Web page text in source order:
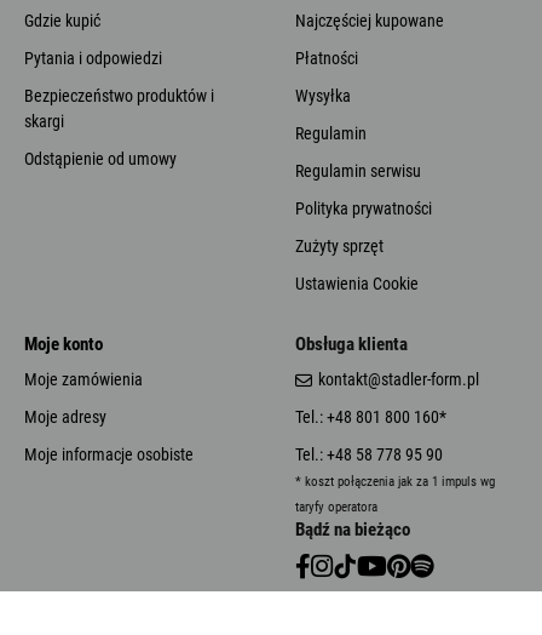
Gdzie kupić
Pytania i odpowiedzi
Bezpieczeństwo produktów i
skargi
Odstąpienie od umowy
Najczęściej kupowane
Płatności
Wysyłka
Regulamin
Regulamin serwisu
Polityka prywatności
Zużyty sprzęt
Ustawienia Cookie
Moje konto
Moje zamówienia
Moje adresy
Moje informacje osobiste
Obsługa klienta
kontakt@stadler-form.pl
Tel.: +48 801 800 160*
Tel.: +48 58 778 95 90
* koszt połączenia jak za 1 impuls wg
taryfy operatora
Bądź na bieżąco